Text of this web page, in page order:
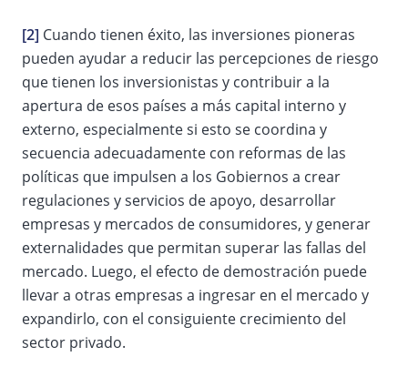
[2] Cuando tienen éxito, las inversiones pioneras
pueden ayudar a reducir las percepciones de riesgo
que tienen los inversionistas y contribuir a la
apertura de esos países a más capital interno y
externo, especialmente si esto se coordina y
secuencia adecuadamente con reformas de las
políticas que impulsen a los Gobiernos a crear
regulaciones y servicios de apoyo, desarrollar
empresas y mercados de consumidores, y generar
externalidades que permitan superar las fallas del
mercado. Luego, el efecto de demostración puede
llevar a otras empresas a ingresar en el mercado y
expandirlo, con el consiguiente crecimiento del
sector privado.